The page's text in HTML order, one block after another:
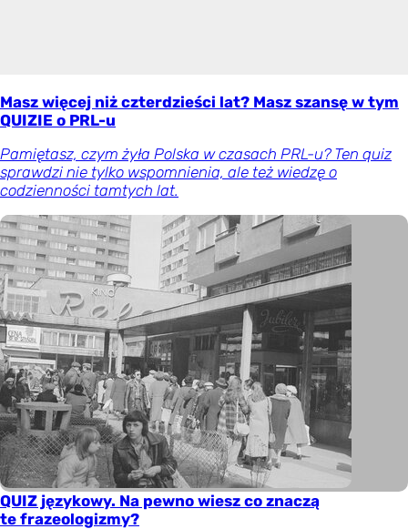
Masz więcej niż czterdzieści lat? Masz szansę w tym
QUIZIE o PRL-u
Pamiętasz, czym żyła Polska w czasach PRL-u? Ten quiz
sprawdzi nie tylko wspomnienia, ale też wiedzę o
codzienności tamtych lat.
QUIZ językowy. Na pewno wiesz co znaczą
te frazeologizmy?